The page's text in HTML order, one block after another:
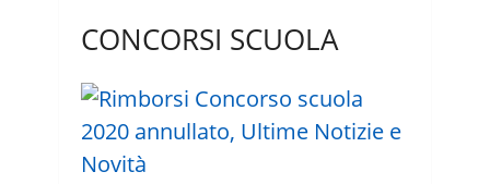
CONCORSI SCUOLA